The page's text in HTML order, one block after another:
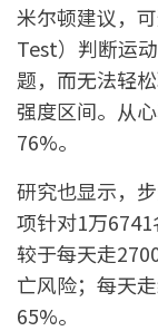
米尔顿建议，
Test）判断运
题，而无法轻
强度区间。从
76%。
研究也显示，
项针对1万
较于每天走
亡风险；每天
65%。